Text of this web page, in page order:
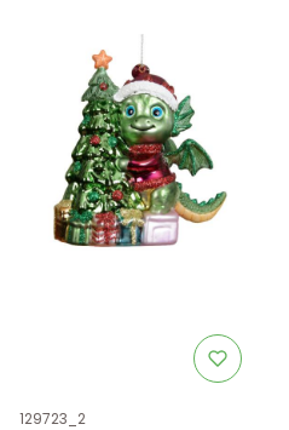
Kod produktu
129723_2